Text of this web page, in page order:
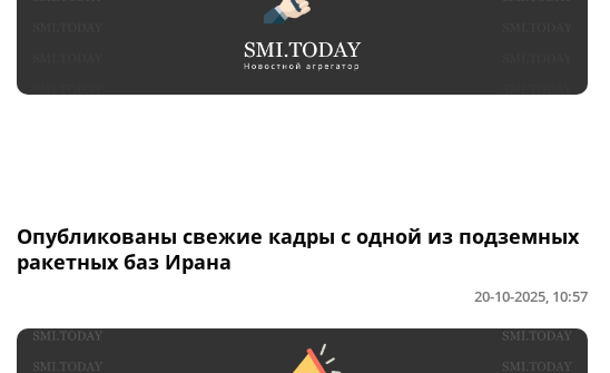
Опубликованы свежие кадры с одной из подземных
ракетных баз Ирана
20-10-2025, 10:57